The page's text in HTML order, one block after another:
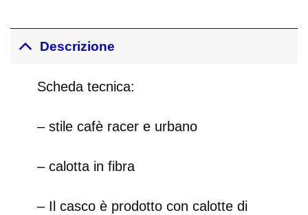
Descrizione
Scheda tecnica:
– stile cafè racer e urbano
– calotta in fibra
– Il casco è prodotto con calotte di